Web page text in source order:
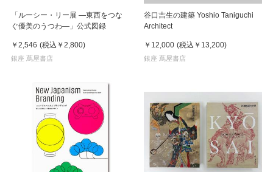
「ルーシー・リー展 ―東西をつな
ぐ優美のうつわ―」公式図録
￥2,546 (税込 ￥2,800)
銀座 蔦屋書店
谷口吉生の建築 Yoshio Taniguchi
Architect
￥12,000 (税込 ￥13,200)
銀座 蔦屋書店